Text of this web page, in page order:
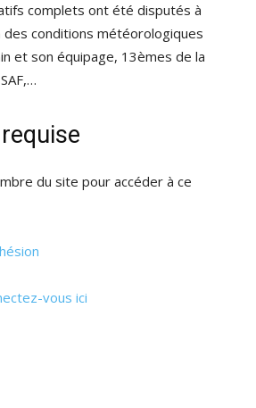
complets ont été disputés à
des conditions météorologiques
et son équipage, 13èmes de la
du site pour accéder à ce
vous ici